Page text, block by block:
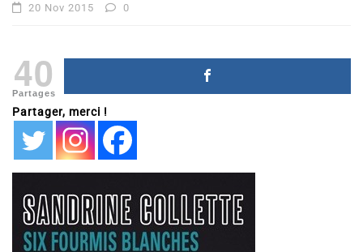
20 Nov 2015 0
40
Partages
Partager, merci !